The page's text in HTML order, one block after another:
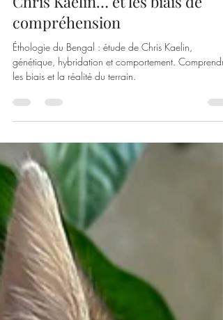
Éthologie du Bengal : l’étude de
Chris Kaelin… et les biais de
compréhension
génétique, hybridation et comportement. Comprendre
les biais et la réalité du terrain.